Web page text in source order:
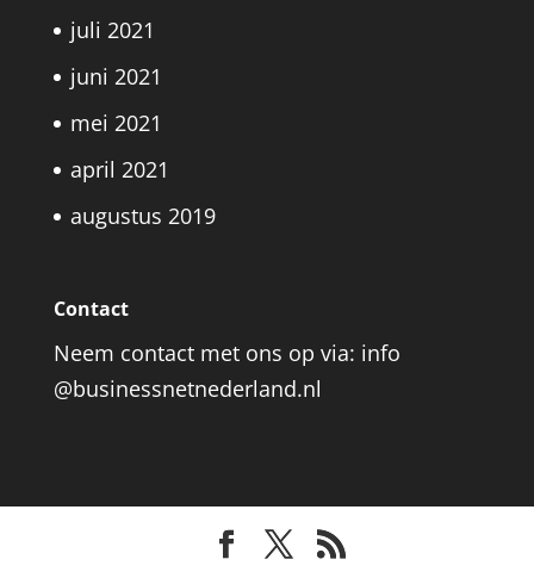
juli 2021
juni 2021
mei 2021
april 2021
augustus 2019
Contact
Neem contact met ons op via: info
@businessnetnederland.nl